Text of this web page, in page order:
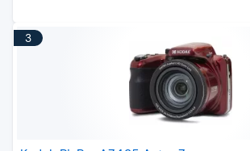
3